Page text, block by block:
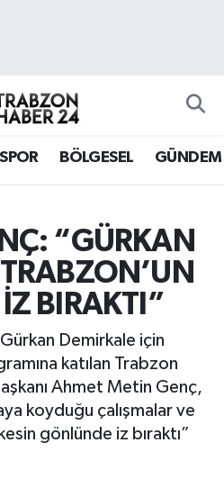
BÖLGESEL GÜNDEM
“GÜRKAN
BIRAKTI”
Demirkale için
katılan Trabzon
Ahmet Metin Genç,
koyduğu çalışmalar ve
gönlünde iz bıraktı”
ve Fikstür